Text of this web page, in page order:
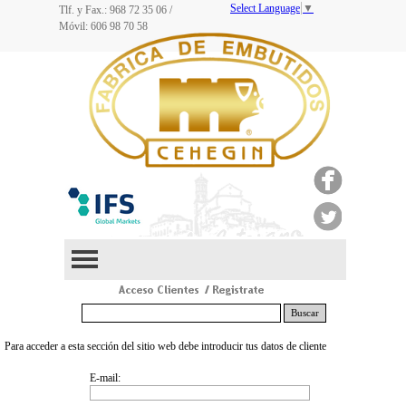
Buscar
Select Language ▼
Tlf. y Fax.: 968 72 35 06 /
Móvil: 606 98 70 58
Para acceder a esta sección del sitio web debe introducir tus datos de cliente
E-mail: